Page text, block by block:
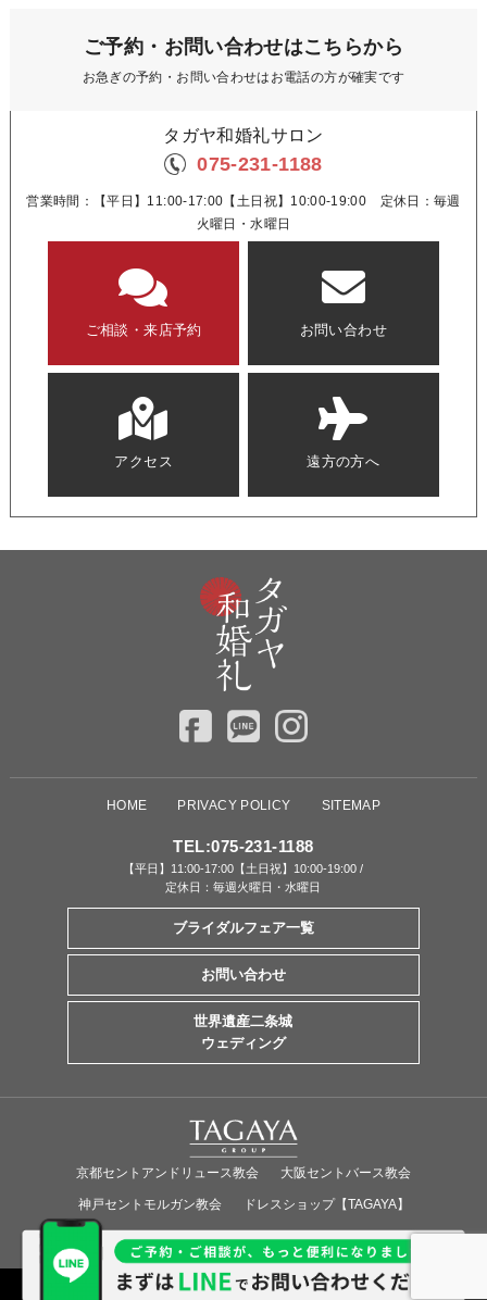
ご予約・お問い合わせはこちらから
お急ぎの予約・お問い合わせはお電話の方が確実です
タガヤ和婚礼サロン
075-231-1188
営業時間：【平日】11:00-17:00【土日祝】10:00-19:00 定休日：毎週
火曜日・水曜日
ご相談・来店予約 お問い合わせ
アクセス 遠方の方へ
HOME PRIVACY POLICY SITEMAP
TEL:075-231-1188
【平日】11:00-17:00【土日祝】10:00-19:00 /
定休日：毎週火曜日・水曜日
ブライダルフェア一覧
お問い合わせ
世界遺産二条城
ウェディング
京都セントアンドリュース教会 大阪セントバース教会
神戸セントモルガン教会 ドレスショップ【TAGAYA】
Overseas Wedding
COPYRIGHT (C) TAGAYA CO.,LTD. ALL RIGHTS RESERVED.